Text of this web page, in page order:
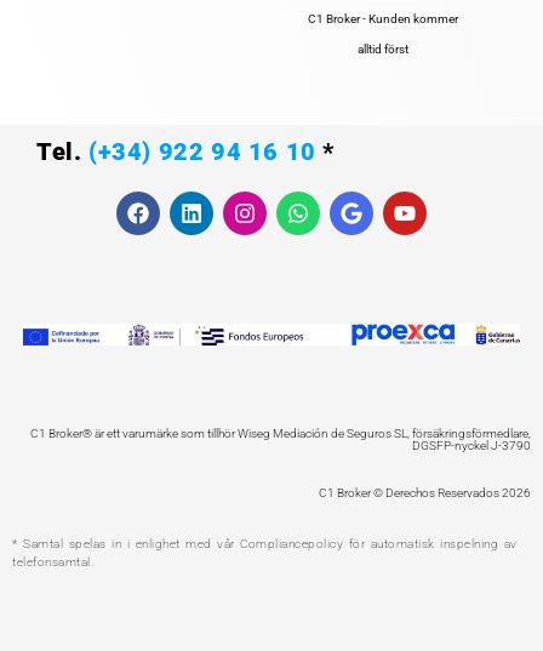
C1 Broker - Kunden kommer
alltid först
Tel. (+34) 922 94 16 10*
F
a
o
k
L
i
i
n
I
n
r
W
h
p
G
o
Y
o
e
C1 Broker® är ett varumärke som tillhör Wiseg Mediación de Seguros SL, försäkringsförmedlare,
DGSFP-nyckel J-3790
C1 Broker © Derechos Reservados 2026
* Samtal spelas in i enlighet med vår Compliancepolicy för automatisk inspelning av
telefonsamtal.